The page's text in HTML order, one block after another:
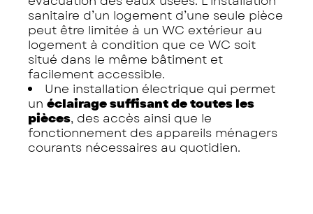
sanitaire d’un logement d’une seule pièce
peut être limitée à un WC extérieur au
logement à condition que ce WC soit
situé dans le même bâtiment et
facilement accessible.
Une installation électrique qui permet
un éclairage suffisant de toutes les
pièces, des accès ainsi que le
fonctionnement des appareils ménagers
courants nécessaires au quotidien.